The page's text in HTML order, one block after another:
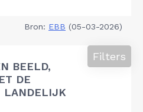
Bron: EBB (05-03-2026)
BEELD,
DE
LANDELIJK
Filters